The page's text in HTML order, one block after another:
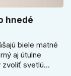
hnedé
biele matné
aj útulne
zvoliť svetlú